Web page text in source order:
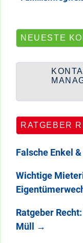
NEUESTE
RATGEBER
Falsche Enkel
Wichtige
Ratgeber
Müll →